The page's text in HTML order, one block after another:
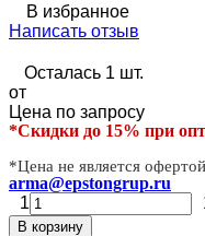
В избранное
Написать отзыв
Осталась 1 шт.
от
Цена по запросу
*Скидки до 15% при
*Цена не является
arma@epstongrup.ru
1
В корзину